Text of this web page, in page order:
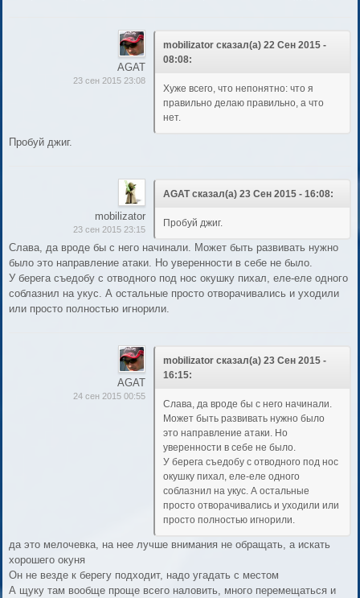
AGAT
23 сен 2015 23:08
mobilizator сказал(а) 22 Сен 2015 -
08:08:
Хуже всего, что непонятно: что я
правильно делаю правильно, а что
нет.
Пробуй джиг.
mobilizator
23 сен 2015 23:15
AGAT сказал(а) 23 Сен 2015 - 16:08:
Пробуй джиг.
Слава, да вроде бы с него начинали. Может быть развивать нужно
было это направление атаки. Но уверенности в себе не было.
У берега съедобу с отводного под нос окушку пихал, еле-еле одного
соблазнил на укус. А остальные просто отворачивались и уходили
или просто полностью игнорили.
AGAT
24 сен 2015 00:55
mobilizator сказал(а) 23 Сен 2015 -
16:15:
Слава, да вроде бы с него начинали.
Может быть развивать нужно было
это направление атаки. Но
уверенности в себе не было.
У берега съедобу с отводного под нос
окушку пихал, еле-еле одного
соблазнил на укус. А остальные
просто отворачивались и уходили или
просто полностью игнорили.
да это мелочевка, на нее лучше внимания не обращать, а искать
хорошего окуня
Он не везде к берегу подходит, надо угадать с местом
А щуку там вообще проще всего наловить, много перемещаться и